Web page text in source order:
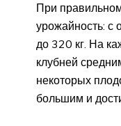
При
урожайность: с
до 320 кг. На
клубней
некоторых
большим и